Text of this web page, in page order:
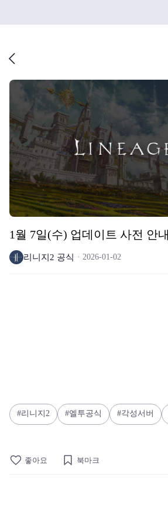
1월 7일(수) 업데이트 사전 안내
리니지2 공식 2026-01-02
리니지2 엘투공식 각성서버
좋아요 북마크